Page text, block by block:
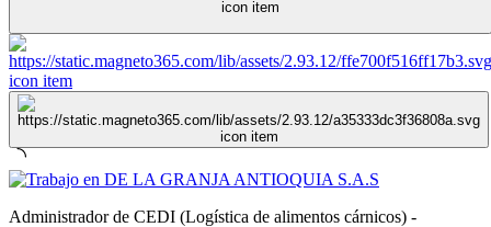
Administrador de CEDI (Logística de alimentos cárnicos) -